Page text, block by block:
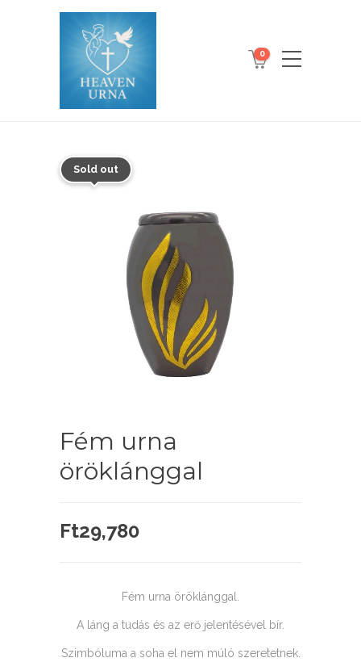
0
Sold out
Fém urna
öröklánggal
Ft29,780
Fém urna öröklánggal.
A láng a tudás és az erő jelentésével bír.
Szimbóluma a soha el nem múló szeretetnek.